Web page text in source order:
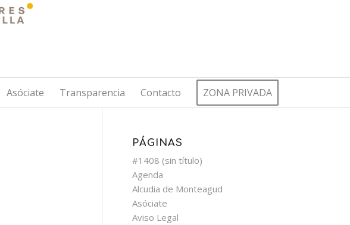
Asóciate Transparencia Contacto ZONA PRIVADA
PÁGINAS
#1408 (sin título)
Agenda
Alcudia de Monteagud
Asóciate
Aviso Legal